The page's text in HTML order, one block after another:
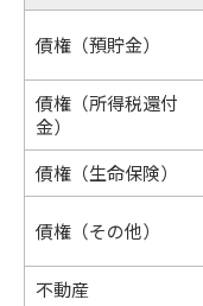
債権（預貯金）
債権（所得税還付
金）
債権（生命保険）
債権（その他）
不動産